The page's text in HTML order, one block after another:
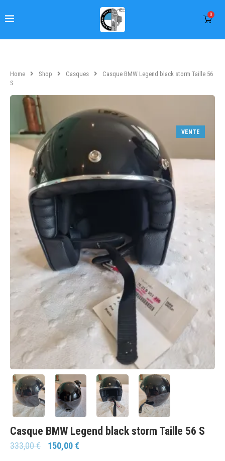
0
Home Shop Casques
Casque BMW Legend black storm Taille 56
S
VENTE
Casque BMW Legend black storm Taille 56 S
333,00€ 150,00€